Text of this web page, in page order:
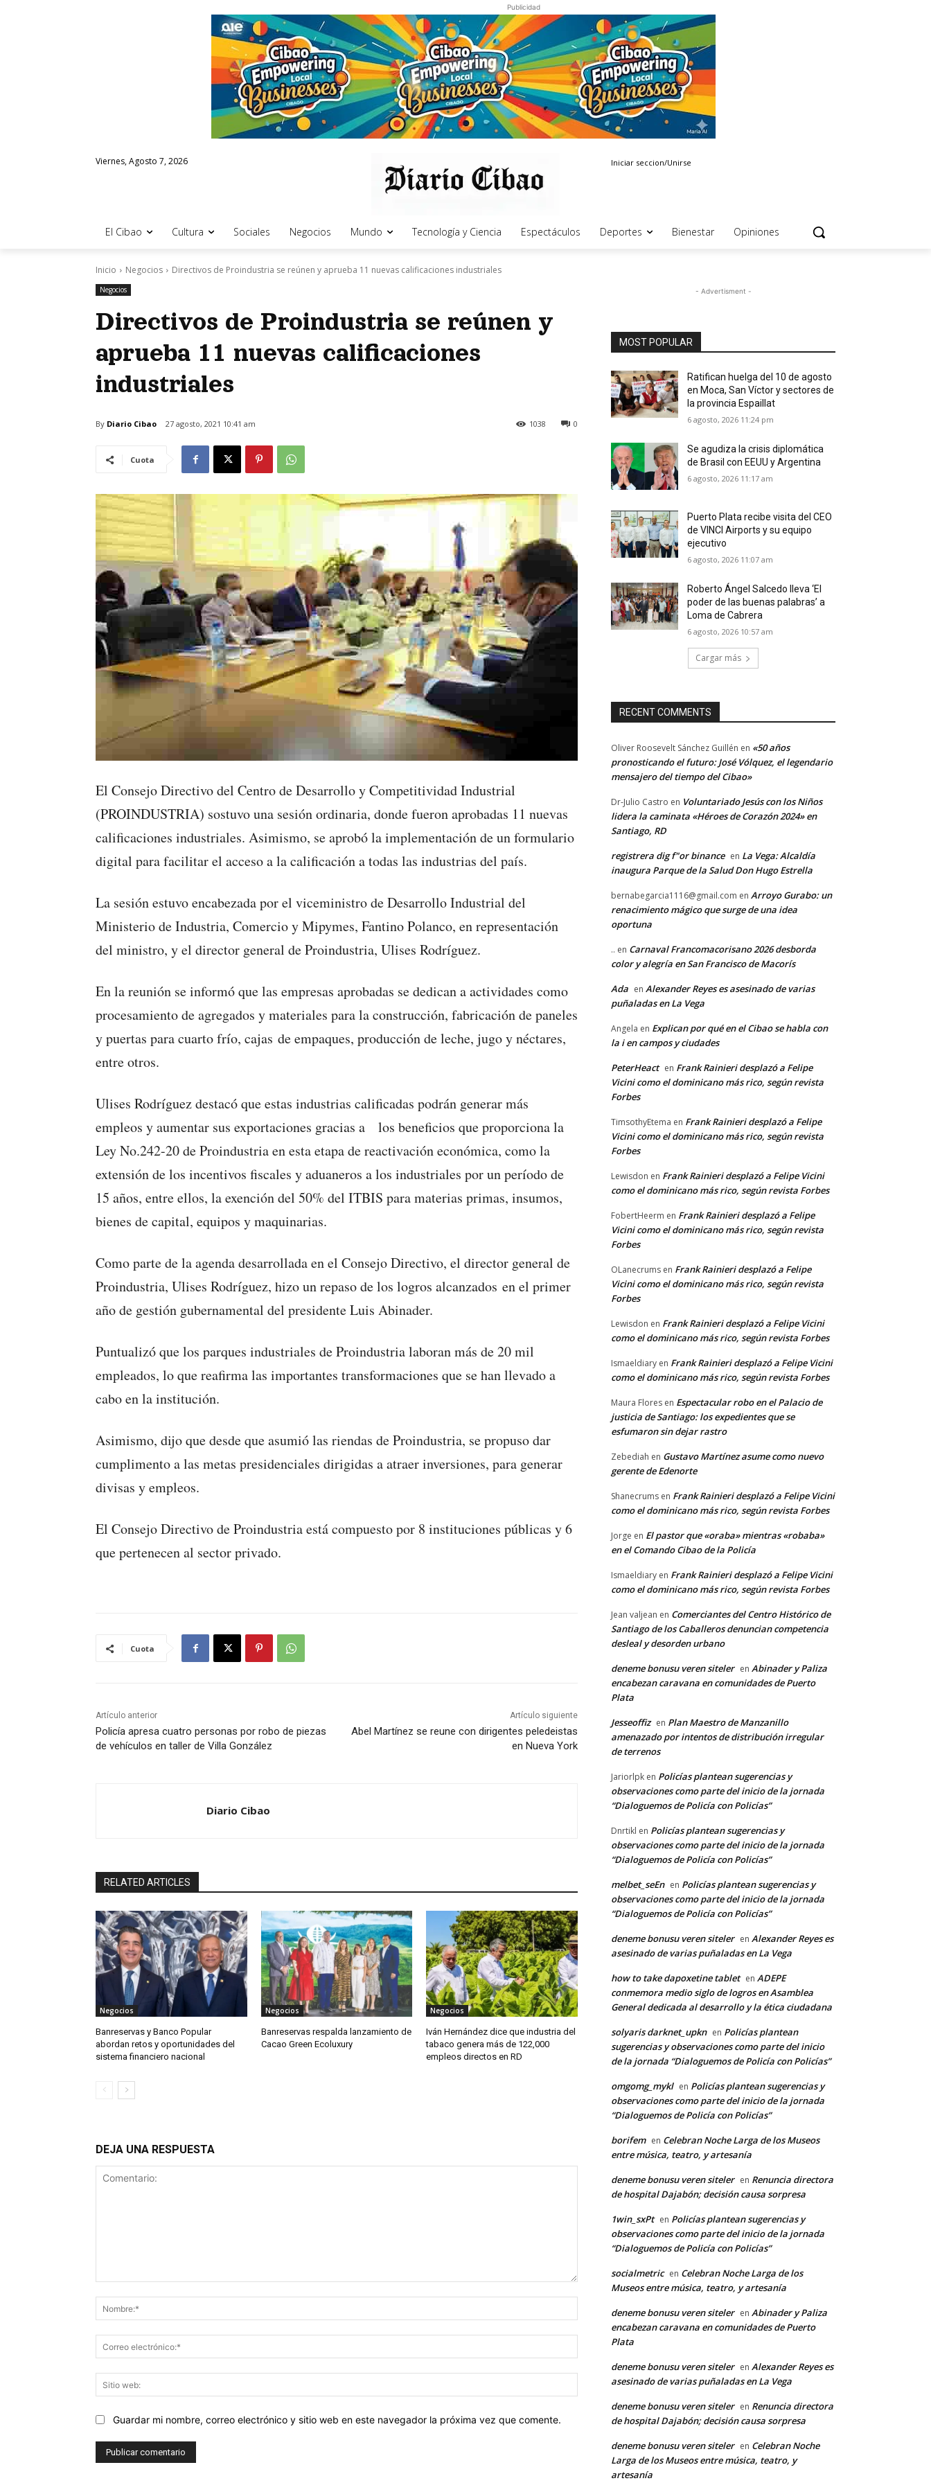
Publicidad
Viernes, Agosto 7, 2026 Iniciar seccion/Unirse
El Cibao Cultura Sociales Negocios Mundo Tecnología y Ciencia Espectáculos Deportes Bienestar Opiniones
Inicio Negocios Directivos de Proindustria se reúnen y aprueba 11 nuevas calificaciones industriales
Negocios
Directivos de Proindustria se reúnen y
aprueba 11 nuevas calificaciones
industriales
By Diario Cibao 27 agosto, 2021 10:41 am 0
1038
Cuota
El Consejo Directivo del Centro de Desarrollo y Competitividad Industrial
(PROINDUSTRIA) sostuvo una sesión ordinaria, donde fueron aprobadas 11 nuevas
calificaciones industriales. Asimismo, se aprobó la implementación de un formulario
digital para facilitar el acceso a la calificación a todas las industrias del país.
La sesión estuvo encabezada por el viceministro de Desarrollo Industrial del
Ministerio de Industria, Comercio y Mipymes, Fantino Polanco, en representación
del ministro, y el director general de Proindustria, Ulises Rodríguez.
En la reunión se informó que las empresas aprobadas se dedican a actividades como
procesamiento de agregados y materiales para la construcción, fabricación de paneles
y puertas para cuarto frío, cajas de empaques, producción de leche, jugo y néctares,
entre otros.
Ulises Rodríguez destacó que estas industrias calificadas podrán generar más
empleos y aumentar sus exportaciones gracias a los beneficios que proporciona la
Ley No.242-20 de Proindustria en esta etapa de reactivación económica, como la
extensión de los incentivos fiscales y aduaneros a los industriales por un período de
15 años, entre ellos, la exención del 50% del ITBIS para materias primas, insumos,
bienes de capital, equipos y maquinarias.
Como parte de la agenda desarrollada en el Consejo Directivo, el director general de
Proindustria, Ulises Rodríguez, hizo un repaso de los logros alcanzados en el primer
año de gestión gubernamental del presidente Luis Abinader.
Puntualizó que los parques industriales de Proindustria laboran más de 20 mil
empleados, lo que reafirma las importantes transformaciones que se han llevado a
cabo en la institución.
Asimismo, dijo que desde que asumió las riendas de Proindustria, se propuso dar
cumplimento a las metas presidenciales dirigidas a atraer inversiones, para generar
divisas y empleos.
El Consejo Directivo de Proindustria está compuesto por 8 instituciones públicas y 6
que pertenecen al sector privado.
Cuota
Artículo anterior
Policía apresa cuatro personas por robo de piezas
de vehículos en taller de Villa González
Artículo siguiente
Abel Martínez se reune con dirigentes peledeistas
en Nueva York
Diario Cibao
RELATED ARTICLES
Negocios
Banreservas y Banco Popular
abordan retos y oportunidades del
sistema financiero nacional
Negocios
Banreservas respalda lanzamiento de
Cacao Green Ecoluxury
Negocios
Iván Hernández dice que industria del
tabaco genera más de 122,000
empleos directos en RD
DEJA UNA RESPUESTA
electrónico:*
web:
Guardar mi nombre, correo electrónico y sitio web en este navegador la próxima vez que comente.
- Advertisment -
MOST POPULAR
Ratifican huelga del 10 de agosto
en Moca, San Víctor y sectores de
la provincia Espaillat
6 agosto, 2026 11:24 pm
Se agudiza la crisis diplomática
de Brasil con EEUU y Argentina
6 agosto, 2026 11:17 am
Puerto Plata recibe visita del CEO
de VINCI Airports y su equipo
ejecutivo
6 agosto, 2026 11:07 am
Roberto Ángel Salcedo lleva ‘El
poder de las buenas palabras’ a
Loma de Cabrera
6 agosto, 2026 10:57 am
Cargar más
RECENT COMMENTS
Oliver Roosevelt Sánchez Guillén en «50 años
pronosticando el futuro: José Vólquez, el legendario
mensajero del tiempo del Cibao»
Dr-Julio Castro en Voluntariado Jesús con los Niños
lidera la caminata «Héroes de Corazón 2024» en
Santiago, RD
registrera dig f"or binance en La Vega: Alcaldía
inaugura Parque de la Salud Don Hugo Estrella
bernabegarcia1116@gmail.com en Arroyo Gurabo: un
renacimiento mágico que surge de una idea
oportuna
.. en Carnaval Francomacorisano 2026 desborda
color y alegría en San Francisco de Macorís
Ada en Alexander Reyes es asesinado de varias
puñaladas en La Vega
Angela en Explican por qué en el Cibao se habla con
la i en campos y ciudades
PeterHeact en Frank Rainieri desplazó a Felipe
Vicini como el dominicano más rico, según revista
Forbes
TimsothyEtema en Frank Rainieri desplazó a Felipe
Vicini como el dominicano más rico, según revista
Forbes
Lewisdon en Frank Rainieri desplazó a Felipe Vicini
como el dominicano más rico, según revista Forbes
FobertHeerm en Frank Rainieri desplazó a Felipe
Vicini como el dominicano más rico, según revista
Forbes
OLanecrums en Frank Rainieri desplazó a Felipe
Vicini como el dominicano más rico, según revista
Forbes
Lewisdon en Frank Rainieri desplazó a Felipe Vicini
como el dominicano más rico, según revista Forbes
Ismaeldiary en Frank Rainieri desplazó a Felipe Vicini
como el dominicano más rico, según revista Forbes
Maura Flores en Espectacular robo en el Palacio de
justicia de Santiago: los expedientes que se
esfumaron sin dejar rastro
Zebediah en Gustavo Martínez asume como nuevo
gerente de Edenorte
Shanecrums en Frank Rainieri desplazó a Felipe Vicini
como el dominicano más rico, según revista Forbes
Jorge en El pastor que «oraba» mientras «robaba»
en el Comando Cibao de la Policía
Ismaeldiary en Frank Rainieri desplazó a Felipe Vicini
como el dominicano más rico, según revista Forbes
Jean valjean en Comerciantes del Centro Histórico de
Santiago de los Caballeros denuncian competencia
desleal y desorden urbano
deneme bonusu veren siteler en Abinader y Paliza
encabezan caravana en comunidades de Puerto
Plata
Jesseoffiz en Plan Maestro de Manzanillo
amenazado por intentos de distribución irregular
de terrenos
Jariorlpk en Policías plantean sugerencias y
observaciones como parte del inicio de la jornada
“Dialoguemos de Policía con Policías”
Dnrtikl en Policías plantean sugerencias y
observaciones como parte del inicio de la jornada
“Dialoguemos de Policía con Policías”
melbet_seEn en Policías plantean sugerencias y
observaciones como parte del inicio de la jornada
“Dialoguemos de Policía con Policías”
deneme bonusu veren siteler en Alexander Reyes es
asesinado de varias puñaladas en La Vega
how to take dapoxetine tablet en ADEPE
conmemora medio siglo de logros en Asamblea
General dedicada al desarrollo y la ética ciudadana
solyaris darknet_upkn en Policías plantean
sugerencias y observaciones como parte del inicio
de la jornada “Dialoguemos de Policía con Policías”
omgomg_mykl en Policías plantean sugerencias y
observaciones como parte del inicio de la jornada
“Dialoguemos de Policía con Policías”
borifem en Celebran Noche Larga de los Museos
entre música, teatro, y artesanía
deneme bonusu veren siteler en Renuncia directora
de hospital Dajabón; decisión causa sorpresa
1win_sxPt en Policías plantean sugerencias y
observaciones como parte del inicio de la jornada
“Dialoguemos de Policía con Policías”
socialmetric en Celebran Noche Larga de los
Museos entre música, teatro, y artesanía
deneme bonusu veren siteler en Abinader y Paliza
encabezan caravana en comunidades de Puerto
Plata
deneme bonusu veren siteler en Alexander Reyes es
asesinado de varias puñaladas en La Vega
deneme bonusu veren siteler en Renuncia directora
de hospital Dajabón; decisión causa sorpresa
deneme bonusu veren siteler en Celebran Noche
Larga de los Museos entre música, teatro, y
artesanía